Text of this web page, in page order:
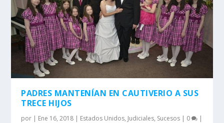
PADRES MANTENÍAN EN CAUTIVERIO A SUS
TRECE HIJOS
por | Ene 16, 2018 | Estados Unidos, Judiciales, Sucesos | 0 |